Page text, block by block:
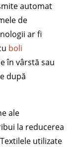
automat
de
ar fi
boli
în vârstă sau
după
ale
la reducerea
utilizate